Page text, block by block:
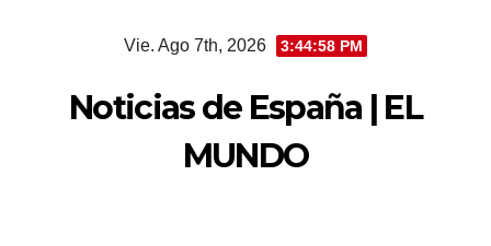
Vie. Ago 7th, 2026 3:44:58 PM
Noticias de España | EL
MUNDO